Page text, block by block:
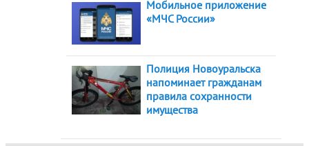
Мобильное приложение
«МЧС России»
Полиция Новоуральска
напоминает гражданам
правила сохранности
имущества